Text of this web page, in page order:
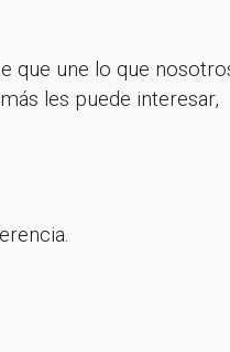
que une lo que
les puede interesar,